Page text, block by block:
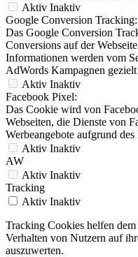
Aktiv Inaktiv
Google Conversion Tracking:
Das Google Conversion
Conversions auf der
Informationen werden vom
AdWords Kampagnen gezielt
Aktiv Inaktiv
Facebook Pixel:
Das Cookie wird von
Webseiten, die Dienste von
Werbeangebote aufgrund
Aktiv Inaktiv
AW
Aktiv Inaktiv
Tracking
Aktiv Inaktiv
Tracking Cookies helfen
Verhalten von Nutzern auf
auszuwerten.